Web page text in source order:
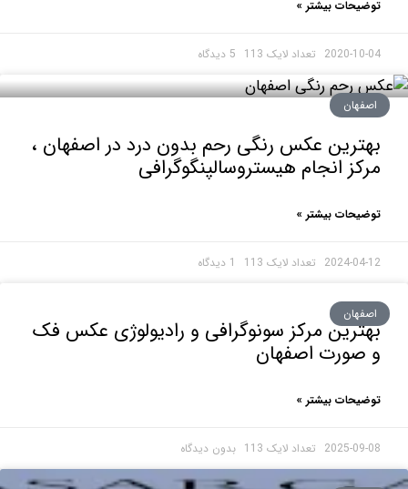
بیشتر »
2020- 5 دیدگاه
عکس رنگی رحم بدون درد در اصفهان ،
انجام هیستروسالپنگوگرافی
بیشتر »
2024- 1 دیدگاه
مرکز سونوگرافی و رادیولوژی عکس فک
اصفهان
بیشتر »
2025- بدون دیدگاه